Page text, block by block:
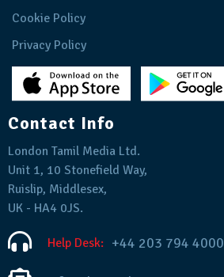
Cookie Policy
Privacy Policy
Contact Info
London Tamil Media Ltd.
Unit 1, 10 Stonefield Way,
Ruislip, Middlesex,
UK - HA4 0JS.
Help Desk: +44 203 794 4000